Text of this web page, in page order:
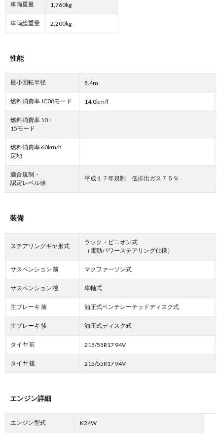
車両重量 1,760kg
車両総重量 2,200kg
性能
最小回転半径 5.4m
燃料消費率 JC08モード 14.0km/l
燃料消費率 10・
15モード
燃料消費率 60km/h
定地
適合規制・
認定レベル値
平成１７年規制 低排出ガス７５％
装備
ステアリングギヤ形式
ラック・ピニオン式
（電動パワーステアリング仕様）
サスペンション 前 マクファーソン式
サスペンション 後 車軸式
主ブレーキ 前 油圧式ベンチレーテッドディスク式
主ブレーキ 後 油圧式ディスク式
タイヤ 前 215/55R17 94V
タイヤ 後 215/55R17 94V
エンジン詳細
エンジン型式 K24W